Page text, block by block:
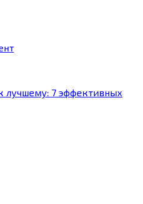
лучшему: 7 эффективных